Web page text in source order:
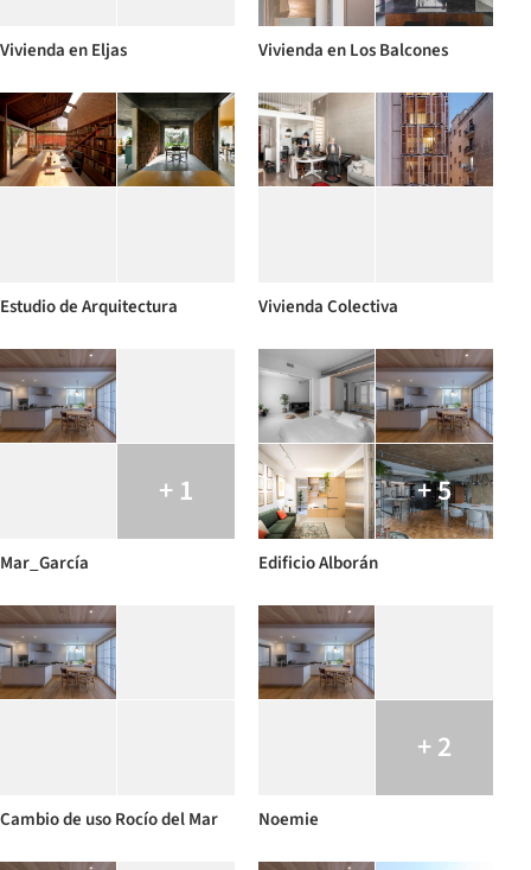
Vivienda en Eljas Vivienda en Los Balcones
Estudio de Arquitectura Vivienda Colectiva
+ 1
Mar_García
+ 5
Edificio Alborán
Cambio de uso Rocío del Mar
+ 2
Noemie